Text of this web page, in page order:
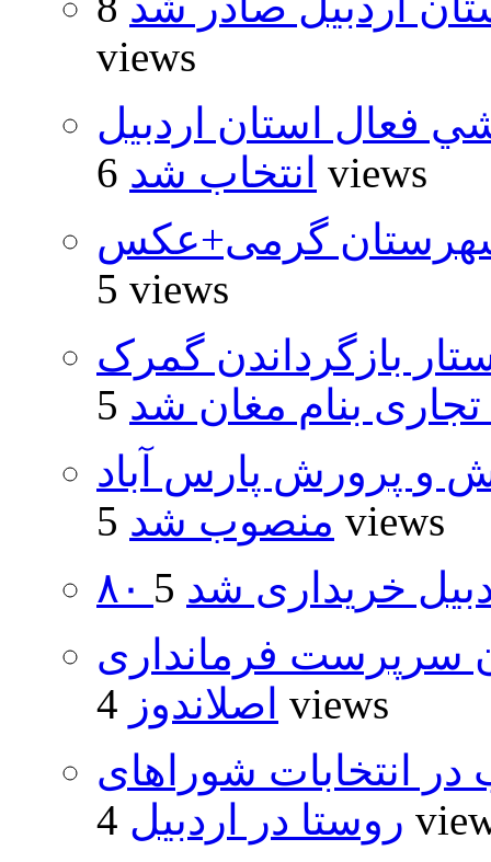
views
فعال استان اردبيل
انتخاب شد 6 views
گرمی+عکس
5 views
بازگرداندن گمرک
تجاری بنام مغان شد
و پرورش پارس آباد
منصوب شد 5 views
خریداری شد
سرپرست فرمانداری
اصلاندوز 4 views
۵۰۰۰ داوطلب در انتخابات شوراهای
روستا در اردبیل 4